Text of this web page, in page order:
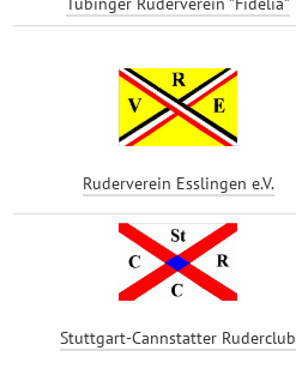
Ruderverein Esslingen e.V.
Stuttgart-Cannstatter Ruderclub